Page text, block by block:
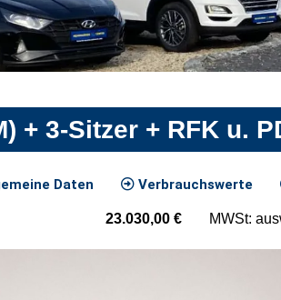
+ 3-Sitzer + RFK u.
Daten Verbrauchswerte
23.030,00 € MWSt: